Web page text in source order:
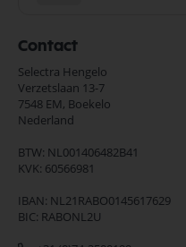
Contact
Selectra Hengelo
Verzetslaan 13-7
7548 EM, Boekelo
Nederland
BTW: NL001406482B41
KVK: 60566981
IBAN: NL21RABO0145617629
BIC: RABONL2U